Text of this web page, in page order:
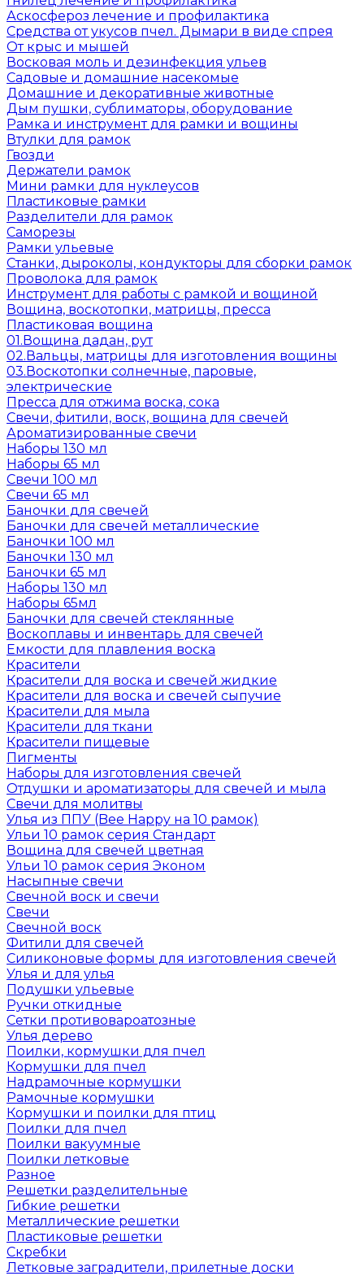
Аскосфероз лечение и профилактика
Средства от укусов пчел. Дымари в виде спрея
От крыс и мышей
Восковая моль и дезинфекция ульев
Садовые и домашние насекомые
Домашние и декоративные животные
Дым пушки, сублиматоры, оборудование
Рамка и инструмент для рамки и вощины
Втулки для рамок
Гвозди
Держатели рамок
Мини рамки для нуклеусов
Пластиковые рамки
Разделители для рамок
Саморезы
Рамки ульевые
Станки, дыроколы, кондукторы для сборки рамок
Проволока для рамок
Инструмент для работы с рамкой и вощиной
Вощина, воскотопки, матрицы, пресса
Пластиковая вощина
01.Вощина дадан, рут
02.Вальцы, матрицы для изготовления вощины
03.Воскотопки солнечные, паровые,
электрические
Пресса для отжима воска, сока
Свечи, фитили, воск, вощина для свечей
Ароматизированные свечи
Наборы 130 мл
Наборы 65 мл
Свечи 100 мл
Свечи 65 мл
Баночки для свечей
Баночки для свечей металлические
Баночки 100 мл
Баночки 130 мл
Баночки 65 мл
Наборы 130 мл
Наборы 65мл
Баночки для свечей стеклянные
Воскоплавы и инвентарь для свечей
Емкости для плавления воска
Красители
Красители для воска и свечей жидкие
Красители для воска и свечей сыпучие
Красители для мыла
Красители для ткани
Красители пищевые
Пигменты
Наборы для изготовления свечей
Отдушки и ароматизаторы для свечей и мыла
Свечи для молитвы
Улья из ППУ (Bee Happy на 10 рамок)
Ульи 10 рамок серия Стандарт
Вощина для свечей цветная
Ульи 10 рамок серия Эконом
Насыпные свечи
Свечной воск и свечи
Свечи
Свечной воск
Фитили для свечей
Силиконовые формы для изготовления свечей
Улья и для улья
Подушки ульевые
Ручки откидные
Сетки противовароатозные
Улья дерево
Поилки, кормушки для пчел
Кормушки для пчел
Надрамочные кормушки
Рамочные кормушки
Кормушки и поилки для птиц
Поилки для пчел
Поилки вакуумные
Поилки летковые
Разное
Решетки разделительные
Гибкие решетки
Металлические решетки
Пластиковые решетки
Скребки
Летковые заградители, прилетные доски